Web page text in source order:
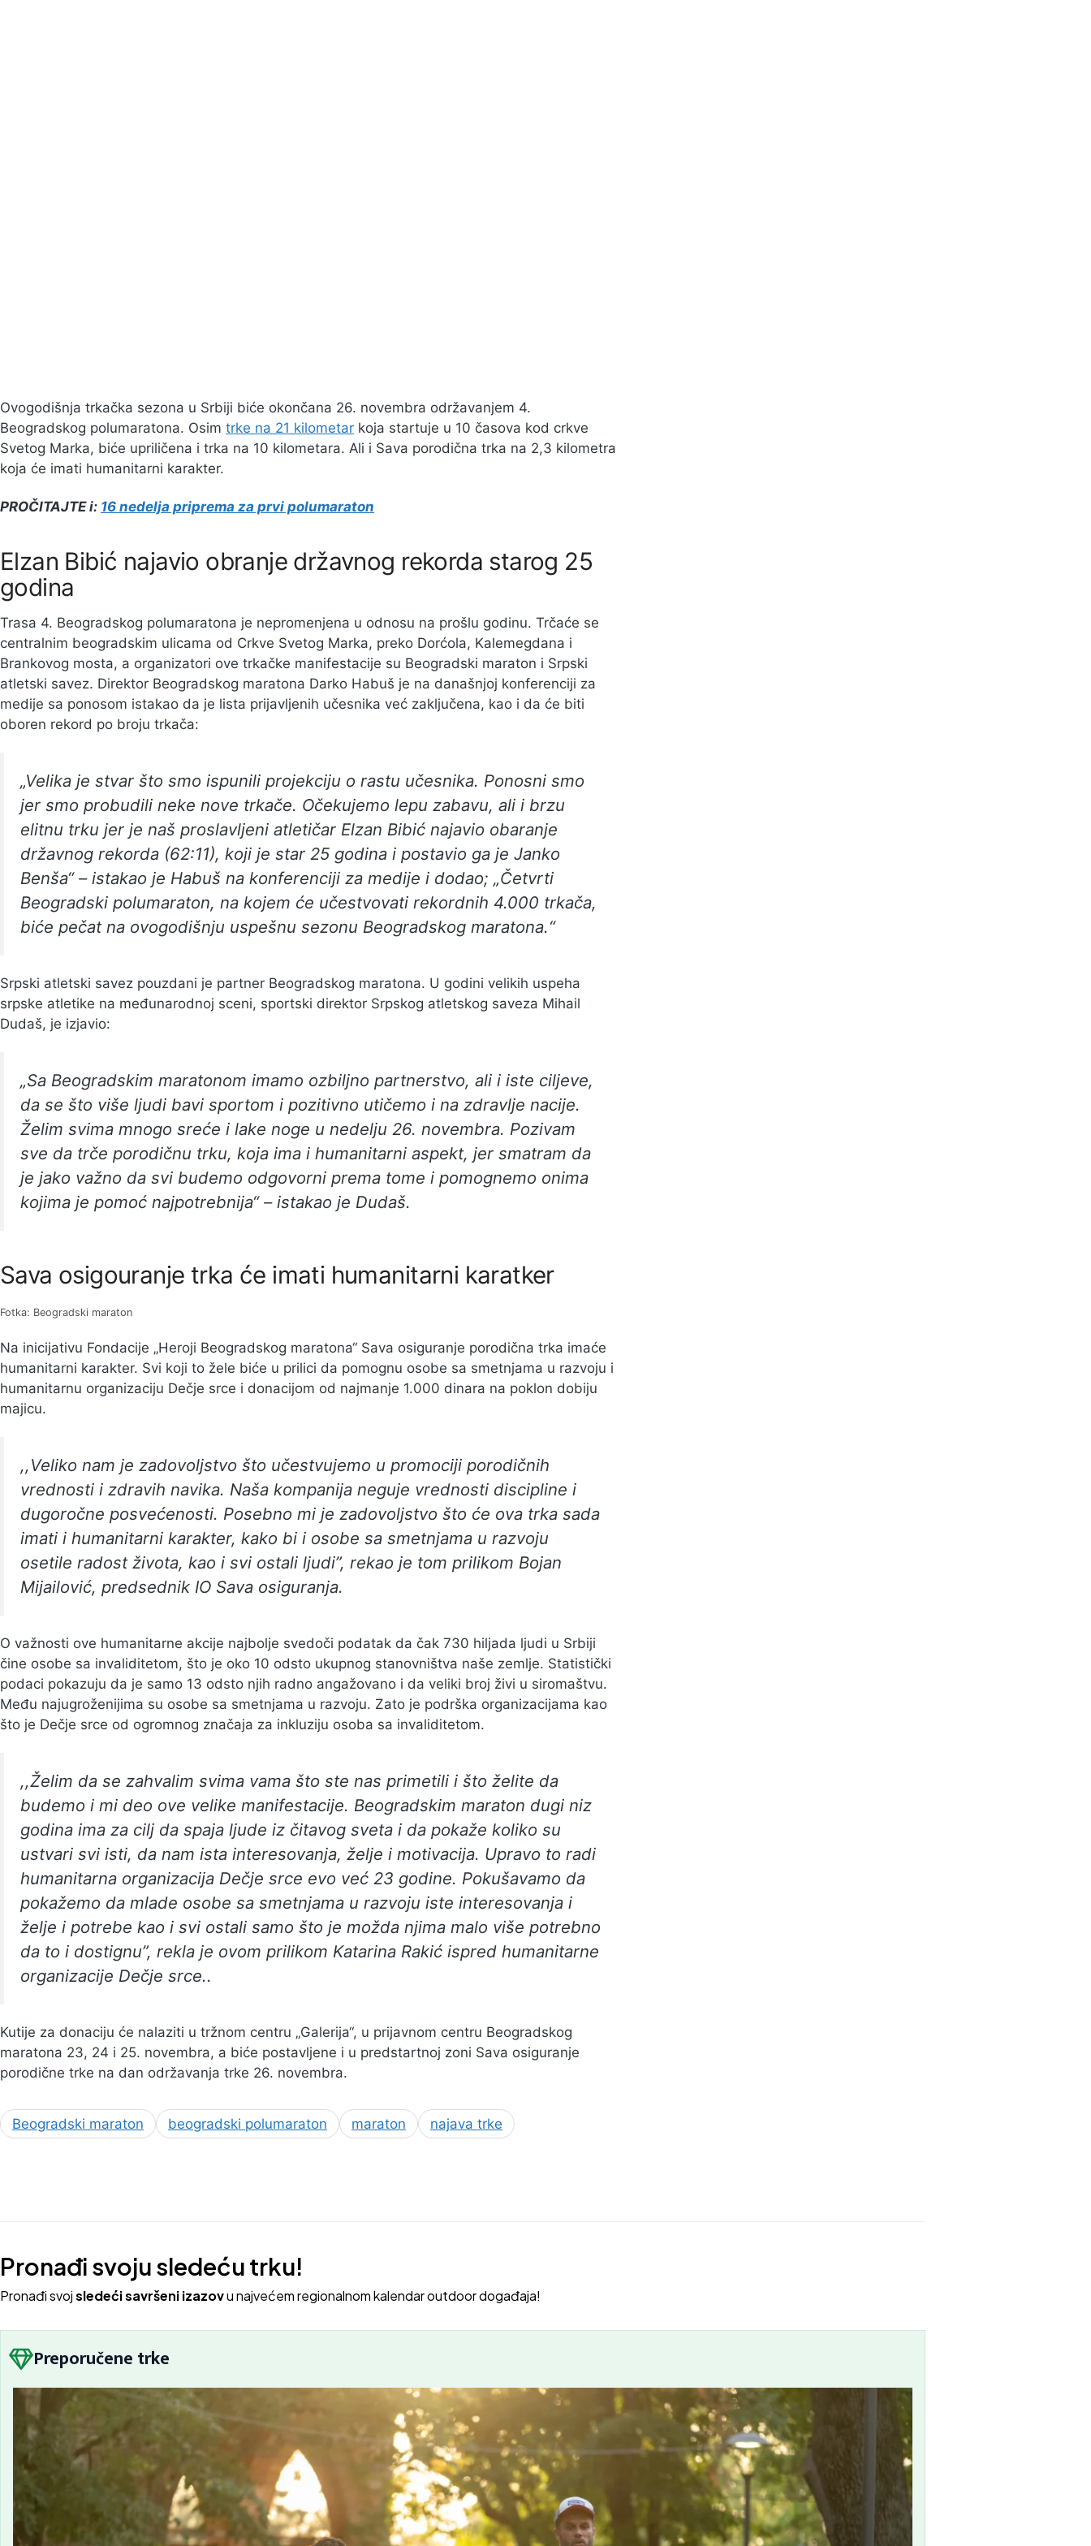
Ovogodišnja trkačka sezona u Srbiji biće okončana 26. novembra održavanjem 4.
Beogradskog polumaratona. Osim trke na 21 kilometar koja startuje u 10 časova kod crkve
Svetog Marka, biće upriličena i trka na 10 kilometara. Ali i Sava porodična trka na 2,3 kilometra
koja će imati humanitarni karakter.
PROČITAJTE i: 16 nedelja priprema za prvi polumaraton
Elzan Bibić najavio obranje državnog rekorda starog 25
godina
Trasa 4. Beogradskog polumaratona je nepromenjena u odnosu na prošlu godinu. Trčaće se
centralnim beogradskim ulicama od Crkve Svetog Marka, preko Dorćola, Kalemegdana i
Brankovog mosta, a organizatori ove trkačke manifestacije su Beogradski maraton i Srpski
atletski savez. Direktor Beogradskog maratona Darko Habuš je na današnjoj konferenciji za
medije sa ponosom istakao da je lista prijavljenih učesnika već zaključena, kao i da će biti
oboren rekord po broju trkača:
„Velika je stvar što smo ispunili projekciju o rastu učesnika. Ponosni smo
jer smo probudili neke nove trkače. Očekujemo lepu zabavu, ali i brzu
elitnu trku jer je naš proslavljeni atletičar Elzan Bibić najavio obaranje
državnog rekorda (62:11), koji je star 25 godina i postavio ga je Janko
Benša“ – istakao je Habuš na konferenciji za medije i dodao; „Četvrti
Beogradski polumaraton, na kojem će učestvovati rekordnih 4.000 trkača,
biće pečat na ovogodišnju uspešnu sezonu Beogradskog maratona.“
Srpski atletski savez pouzdani je partner Beogradskog maratona. U godini velikih uspeha
srpske atletike na međunarodnoj sceni, sportski direktor Srpskog atletskog saveza Mihail
Dudaš, je izjavio:
„Sa Beogradskim maratonom imamo ozbiljno partnerstvo, ali i iste ciljeve,
da se što više ljudi bavi sportom i pozitivno utičemo i na zdravlje nacije.
Želim svima mnogo sreće i lake noge u nedelju 26. novembra. Pozivam
sve da trče porodičnu trku, koja ima i humanitarni aspekt, jer smatram da
je jako važno da svi budemo odgovorni prema tome i pomognemo onima
kojima je pomoć najpotrebnija“ – istakao je Dudaš.
Sava osigouranje trka će imati humanitarni karatker
Fotka: Beogradski maraton
Na inicijativu Fondacije „Heroji Beogradskog maratona“ Sava osiguranje porodična trka imaće
humanitarni karakter. Svi koji to žele biće u prilici da pomognu osobe sa smetnjama u razvoju i
humanitarnu organizaciju Dečje srce i donacijom od najmanje 1.000 dinara na poklon dobiju
majicu.
,,Veliko nam je zadovoljstvo što učestvujemo u promociji porodičnih
vrednosti i zdravih navika. Naša kompanija neguje vrednosti discipline i
dugoročne posvećenosti. Posebno mi je zadovoljstvo što će ova trka sada
imati i humanitarni karakter, kako bi i osobe sa smetnjama u razvoju
osetile radost života, kao i svi ostali ljudi”, rekao je tom prilikom Bojan
Mijailović, predsednik IO Sava osiguranja.
O važnosti ove humanitarne akcije najbolje svedoči podatak da čak 730 hiljada ljudi u Srbiji
čine osobe sa invaliditetom, što je oko 10 odsto ukupnog stanovništva naše zemlje. Statistički
podaci pokazuju da je samo 13 odsto njih radno angažovano i da veliki broj živi u siromaštvu.
Među najugroženijima su osobe sa smetnjama u razvoju. Zato je podrška organizacijama kao
što je Dečje srce od ogromnog značaja za inkluziju osoba sa invaliditetom.
,,Želim da se zahvalim svima vama što ste nas primetili i što želite da
budemo i mi deo ove velike manifestacije. Beogradskim maraton dugi niz
godina ima za cilj da spaja ljude iz čitavog sveta i da pokaže koliko su
ustvari svi isti, da nam ista interesovanja, želje i motivacija. Upravo to radi
humanitarna organizacija Dečje srce evo već 23 godine. Pokušavamo da
pokažemo da mlade osobe sa smetnjama u razvoju iste interesovanja i
želje i potrebe kao i svi ostali samo što je možda njima malo više potrebno
da to i dostignu”, rekla je ovom prilikom Katarina Rakić ispred humanitarne
organizacije Dečje srce..
Kutije za donaciju će nalaziti u tržnom centru „Galerija“, u prijavnom centru Beogradskog
maratona 23, 24 i 25. novembra, a biće postavljene i u predstartnoj zoni Sava osiguranje
porodične trke na dan održavanja trke 26. novembra.
Beogradski maraton beogradski polumaraton maraton najava trke
Pronađi svoju sledeću trku!
Pronađi svojsledeći savršeni izazovu najvećem regionalnom kalendar outdoor događaja!
Preporučene trke